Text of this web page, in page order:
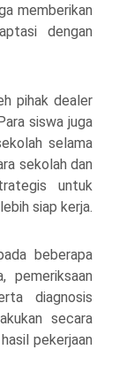
memberikan
dengan
pihak dealer
siswa juga
selama
sekolah dan
untuk
siap kerja.
beberapa
pemeriksaan
diagnosis
secara
pekerjaan